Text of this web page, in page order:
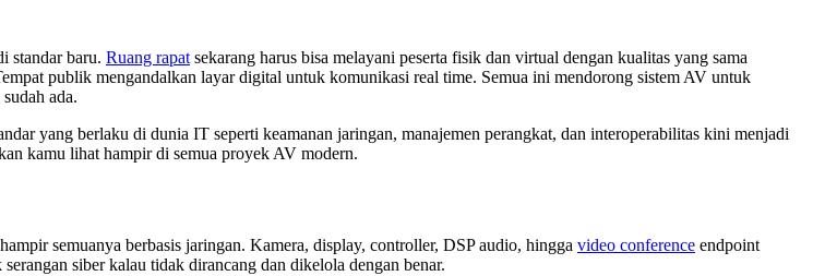
standar baru. Ruang rapat sekarang harus bisa melayani peserta fisik dan virtual dengan kualitas yang sama
publik mengandalkan layar digital untuk komunikasi real time. Semua ini mendorong sistem AV untuk
ada.
yang berlaku di dunia IT seperti keamanan jaringan, manajemen perangkat, dan interoperabilitas kini menjadi
kamu lihat hampir di semua proyek AV modern.
semuanya berbasis jaringan. Kamera, display, controller, DSP audio, hingga video conference endpoint
siber kalau tidak dirancang dan dikelola dengan benar.